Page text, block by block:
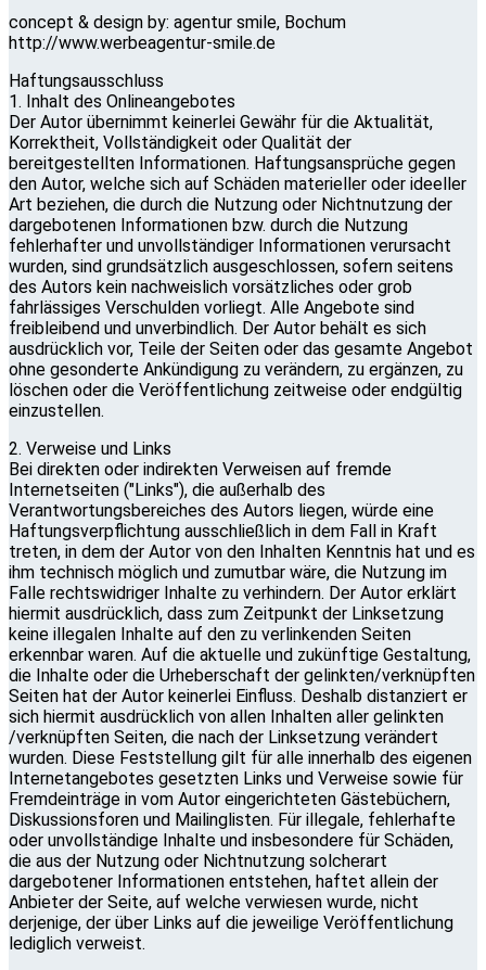
concept & design by: agentur smile, Bochum
http://www.werbeagentur-smile.de
Haftungsausschluss
1. Inhalt des Onlineangebotes
Der Autor übernimmt keinerlei Gewähr für die Aktualität,
Korrektheit, Vollständigkeit oder Qualität der
bereitgestellten Informationen. Haftungsansprüche gegen
den Autor, welche sich auf Schäden materieller oder ideeller
Art beziehen, die durch die Nutzung oder Nichtnutzung der
dargebotenen Informationen bzw. durch die Nutzung
fehlerhafter und unvollständiger Informationen verursacht
wurden, sind grundsätzlich ausgeschlossen, sofern seitens
des Autors kein nachweislich vorsätzliches oder grob
fahrlässiges Verschulden vorliegt. Alle Angebote sind
freibleibend und unverbindlich. Der Autor behält es sich
ausdrücklich vor, Teile der Seiten oder das gesamte Angebot
ohne gesonderte Ankündigung zu verändern, zu ergänzen, zu
löschen oder die Veröffentlichung zeitweise oder endgültig
einzustellen.
2. Verweise und Links
Bei direkten oder indirekten Verweisen auf fremde
Internetseiten ("Links"), die außerhalb des
Verantwortungsbereiches des Autors liegen, würde eine
Haftungsverpflichtung ausschließlich in dem Fall in Kraft
treten, in dem der Autor von den Inhalten Kenntnis hat und es
ihm technisch möglich und zumutbar wäre, die Nutzung im
Falle rechtswidriger Inhalte zu verhindern. Der Autor erklärt
hiermit ausdrücklich, dass zum Zeitpunkt der Linksetzung
keine illegalen Inhalte auf den zu verlinkenden Seiten
erkennbar waren. Auf die aktuelle und zukünftige Gestaltung,
die Inhalte oder die Urheberschaft der gelinkten/verknüpften
Seiten hat der Autor keinerlei Einfluss. Deshalb distanziert er
sich hiermit ausdrücklich von allen Inhalten aller gelinkten
/verknüpften Seiten, die nach der Linksetzung verändert
wurden. Diese Feststellung gilt für alle innerhalb des eigenen
Internetangebotes gesetzten Links und Verweise sowie für
Fremdeinträge in vom Autor eingerichteten Gästebüchern,
Diskussionsforen und Mailinglisten. Für illegale, fehlerhafte
oder unvollständige Inhalte und insbesondere für Schäden,
die aus der Nutzung oder Nichtnutzung solcherart
dargebotener Informationen entstehen, haftet allein der
Anbieter der Seite, auf welche verwiesen wurde, nicht
derjenige, der über Links auf die jeweilige Veröffentlichung
lediglich verweist.